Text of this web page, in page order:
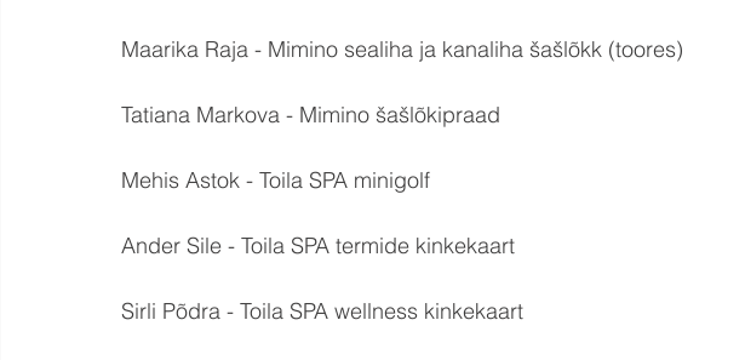
Maarika Raja - Mimino sealiha ja kanaliha šašlõkk (toores)
Tatiana Markova - Mimino šašlõkipraad
Mehis Astok - Toila SPA minigolf
Ander Sile - Toila SPA termide kinkekaart
Sirli Põdra - Toila SPA wellness kinkekaart